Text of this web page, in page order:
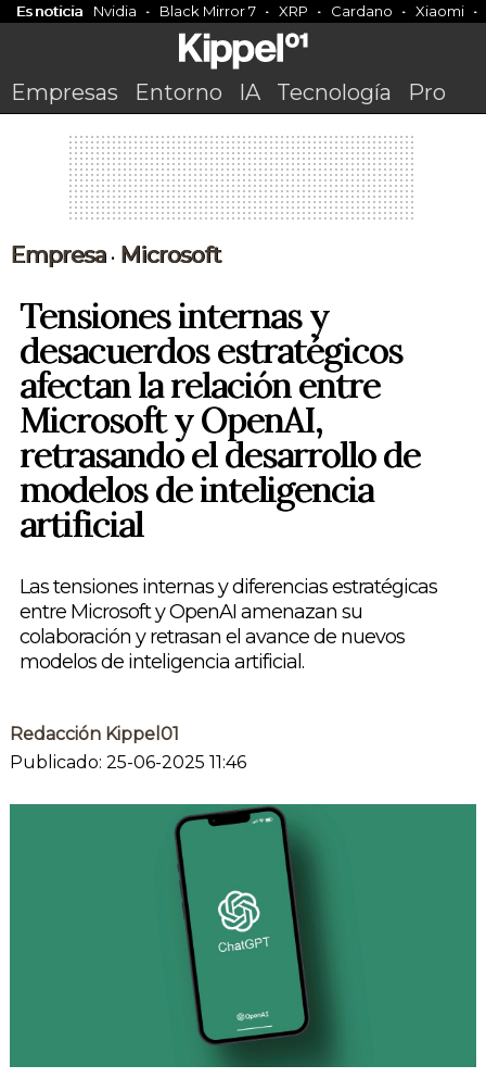
Es noticia Nvidia Black Mirror 7 XRP Cardano Xiaomi
Empresas Entorno IA Tecnología Pro
Empresa• Microsoft
Tensiones internas y
desacuerdos estratégicos
afectan la relación entre
Microsoft y OpenAI,
retrasando el desarrollo de
modelos de inteligencia
artificial
Las tensiones internas y diferencias estratégicas
entre Microsoft y OpenAI amenazan su
colaboración y retrasan el avance de nuevos
modelos de inteligencia artificial.
Redacción Kippel01
Publicado: 25-06-2025 11:46